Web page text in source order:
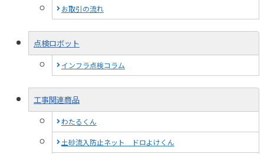
お取引の流れ
点検ロボット
インフラ点検コラム
工事関連商品
わたるくん
土砂流入防止ネット ドロよけくん